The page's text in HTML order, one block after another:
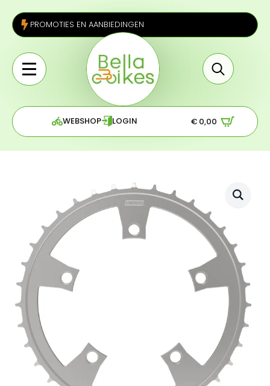
PROMOTIES EN AANBIEDINGEN
for:
WEBSHOP LOGIN € 0,00